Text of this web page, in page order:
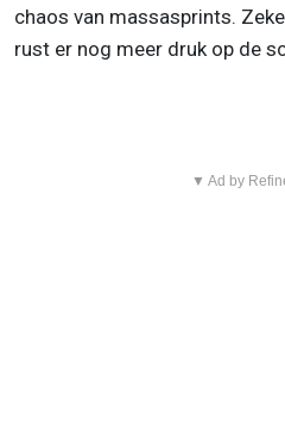
chaos van massasprints.
rust er nog meer druk op de
▼ Ad by